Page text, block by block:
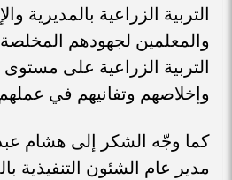
التربية الزراعية بالمديرية
والمعلمين لجهودهم
التربية الزراعية على مستوى
وإخلاصهم وتفانيهم في
كما وجّه الشكر إلى هشام
مدير عام الشئون التنفيذية